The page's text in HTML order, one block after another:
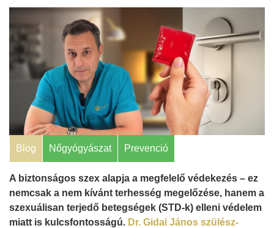
Blog Nőgyógyászat Prevenció
A biztonságos szex alapja a megfelelő védekezés – ez
nemcsak a nem kívánt terhesség megelőzése, hanem a
szexuálisan terjedő betegségek (STD-k) elleni védelem
miatt is kulcsfontosságú. Dr. Gidai János szülész-